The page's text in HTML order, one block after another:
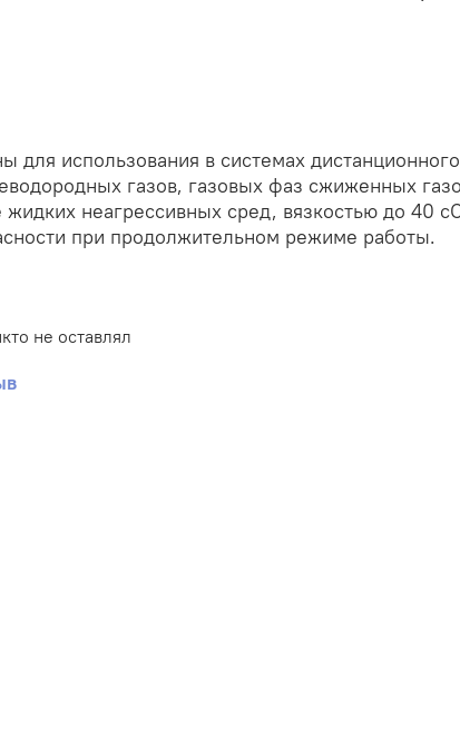
для использования в системах
газов, газовых фаз сжиженных
жидких неагрессивных сред, вязкостью до 40
при продолжительном режиме работы.
не оставлял